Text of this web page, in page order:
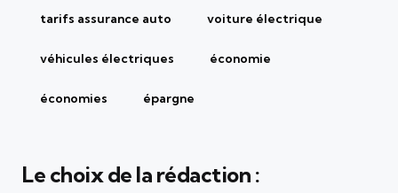
tarifs assurance auto voiture électrique
véhicules électriques économie
économies épargne
Le choix de la rédaction :